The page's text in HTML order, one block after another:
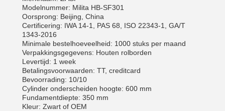
Modelnummer: Milita HB-SF301
Oorsprong: Beijing, China
Certificering: IWA 14-1, PAS 68, ISO 22343-1, GA/T
1343-2016
Minimale bestelhoeveelheid: 1000 stuks per maand
Verpakkingsgegevens: Houten rolborden
Levertijd: 1 week
Betalingsvoorwaarden: TT, creditcard
Bevoorrading: 10/10
Cylinder onderscheiden hoogte: 600 mm
Fundamentdiepte: 350 mm
Kleur: Zwart of OEM